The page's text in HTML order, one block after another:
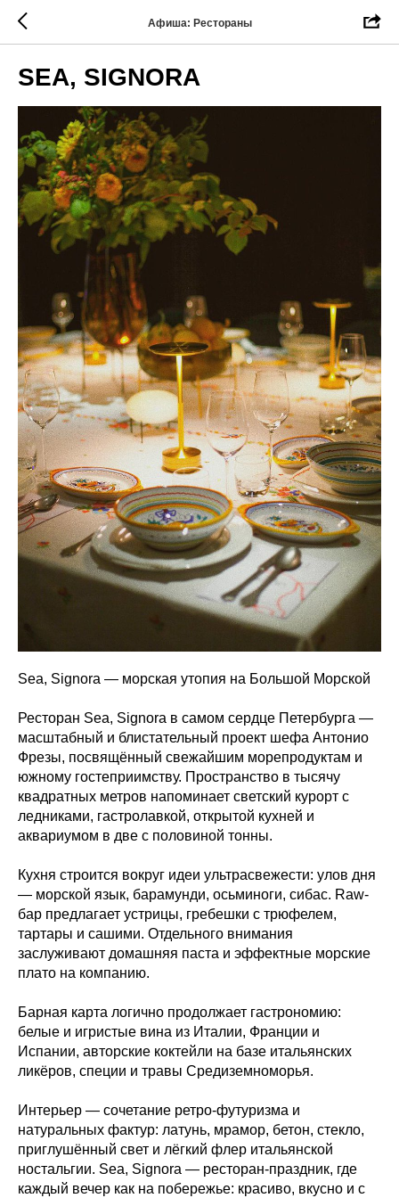
Афиша: Рестораны
SEA, SIGNORA
Sea, Signora — морская утопия на Большой Морской
Ресторан Sea, Signora в самом сердце Петербурга —
масштабный и блистательный проект шефа Антонио
Фрезы, посвящённый свежайшим морепродуктам и
южному гостеприимству. Пространство в тысячу
квадратных метров напоминает светский курорт с
ледниками, гастролавкой, открытой кухней и
аквариумом в две с половиной тонны.
Кухня строится вокруг идеи ультрасвежести: улов дня
— морской язык, барамунди, осьминоги, сибас. Raw-
бар предлагает устрицы, гребешки с трюфелем,
тартары и сашими. Отдельного внимания
заслуживают домашняя паста и эффектные морские
плато на компанию.
Барная карта логично продолжает гастрономию:
белые и игристые вина из Италии, Франции и
Испании, авторские коктейли на базе итальянских
ликёров, специи и травы Средиземноморья.
Интерьер — сочетание ретро-футуризма и
натуральных фактур: латунь, мрамор, бетон, стекло,
приглушённый свет и лёгкий флер итальянской
ностальгии. Sea, Signora — ресторан-праздник, где
каждый вечер как на побережье: красиво, вкусно и с